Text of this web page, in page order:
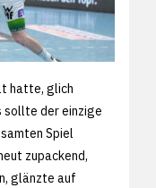
hatte, glich
sollte der einzige
Spiel
zupackend,
glänzte auf